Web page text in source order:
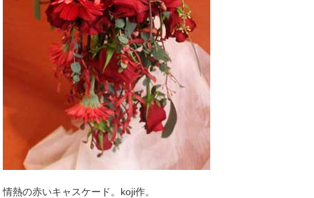
情熱の赤いキャスケード。koji作。